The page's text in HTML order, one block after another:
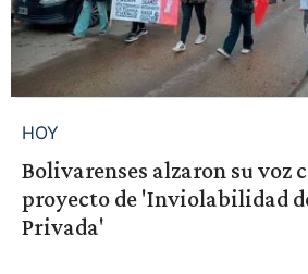
HOY
Bolivarenses alzaron su voz
proyecto de 'Inviolabilidad
Privada'